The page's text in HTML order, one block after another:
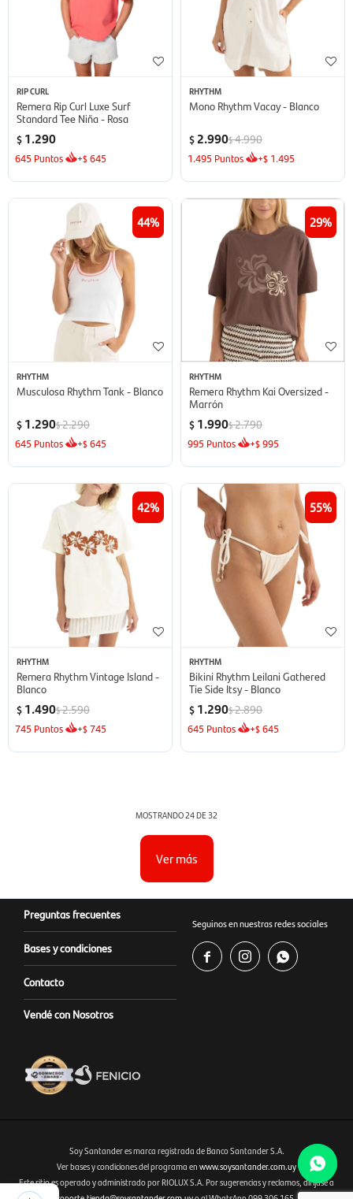
645
RIP CURL
Remera Rip Curl Luxe Surf
Standard Tee Niña - Rosa
$ 1.290
645 Puntos +$645
RHYTHM
Mono Rhythm Vacay - Blanco
$ 2.990$4.990
1.495 Puntos +$ 1.495
44
RHYTHM
Musculosa Rhythm Tank - Blanco
$ 1.290$2.290
645 Puntos +$645
29
RHYTHM
Remera Rhythm Kai Oversized -
Marrón
$ 1.990$2.790
995 Puntos +$995
42
RHYTHM
Remera Rhythm Vintage Island -
Blanco
$ 1.490$2.590
745 Puntos +$745
55
RHYTHM
Bikini Rhythm Leilani Gathered
Tie Side Itsy - Blanco
$ 1.290$2.890
645 Puntos +$645
MOSTRANDO24DE 32
Ver más
Preguntas frecuentes
Bases y condiciones
Contacto
Vendé con Nosotros
Seguinos en nuestras redes sociales
  
Fenicio eCommerce Uruguay
Soy Santander es marca registrada de Banco Santander S.A.
Ver bases y condiciones del programa en www.soysantander.com.uy
Este sitio es operado y administrado por RIOLUX S.A. Por sugerencias y reclamos, diríjase a